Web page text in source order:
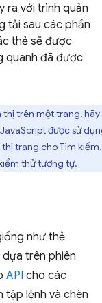
ra với trình quản
tải sau các phần
thẻ sẽ được
quanh đã được
thị trên một trang, hãy
được sử
thị trang cho Tìm kiếm.
thử tương tự.
như thẻ
trên phiên
API cho các
tập lệnh và chèn